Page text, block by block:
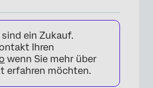
ein Zukauf.
Ihren
wenn Sie mehr über
erfahren möchten.